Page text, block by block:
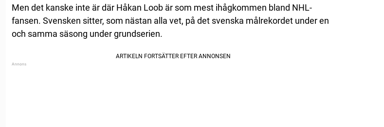
Men det kanske inte är där Håkan Loob är som mest ihågkommen bland NHL-
fansen. Svensken sitter, som nästan alla vet, på det svenska målrekordet under en
och samma säsong under grundserien.